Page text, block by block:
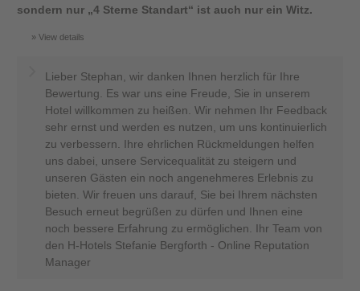
sondern nur „4 Sterne Standart“ ist auch nur ein Witz.
View details
Lieber Stephan, wir danken Ihnen herzlich für Ihre
Bewertung. Es war uns eine Freude, Sie in unserem
Hotel willkommen zu heißen. Wir nehmen Ihr Feedback
sehr ernst und werden es nutzen, um uns kontinuierlich
zu verbessern. Ihre ehrlichen Rückmeldungen helfen
uns dabei, unsere Servicequalität zu steigern und
unseren Gästen ein noch angenehmeres Erlebnis zu
bieten. Wir freuen uns darauf, Sie bei Ihrem nächsten
Besuch erneut begrüßen zu dürfen und Ihnen eine
noch bessere Erfahrung zu ermöglichen. Ihr Team von
den H-Hotels Stefanie Bergforth - Online Reputation
Manager